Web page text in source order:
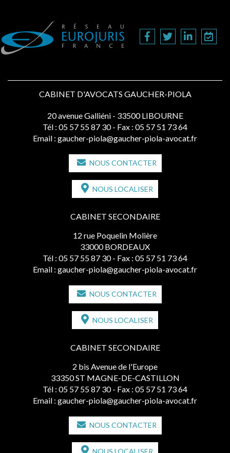
CABINET D'AVOCATS GAUCHER-PIOLA
20 avenue Galliéni - 33500 LIBOURNE
Tél : 05 57 55 87 30 - Fax : 05 57 51 73 64
Email : gaucher-piola@gaucher-piola-avocat.fr
NOUS CONTACTER
NOUS LOCALISER
CABINET SECONDAIRE
12 rue Poquelin Molière
33000 BORDEAUX
Tél : 05 57 55 87 30 - Fax : 05 57 51 73 64
Email : gaucher-piola@gaucher-piola-avocat.fr
NOUS CONTACTER
NOUS LOCALISER
CABINET SECONDAIRE
2 bis Avenue de l'Europe
33350 ST MAGNE-DE-CASTILLON
Tél : 05 57 55 87 30 - Fax : 05 57 51 73 64
Email : gaucher-piola@gaucher-piola-avocat.fr
NOUS CONTACTER
NOUS LOCALISER